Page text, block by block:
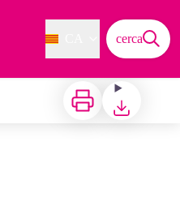
cerca
Imprimir Baixar